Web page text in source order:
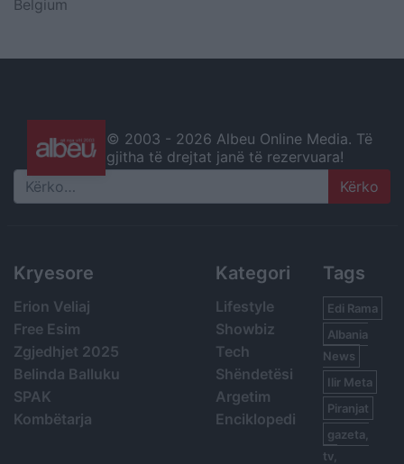
Belgium
© 2003 - 2026 Albeu Online Media. Të
gjitha të drejtat janë të rezervuara!
Search
Kryesore
Erion Veliaj
Free Esim
Zgjedhjet 2025
Belinda Balluku
SPAK
Kombëtarja
Kategori
Lifestyle
Showbiz
Tech
Shëndetësi
Argetim
Enciklopedi
Tags
Edi Rama
Albania
News
Ilir Meta
Piranjat
gazeta,
tv,